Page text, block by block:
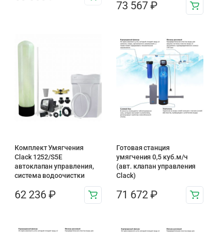
73 567 ₽
Комплект Умягчения
Clack 1252/S5E
автоклапан управления,
система водоочистки
62 236 ₽
Готовая станция
умягчения 0,5 куб.м/ч
(авт. клапан управления
Clack)
71 672 ₽